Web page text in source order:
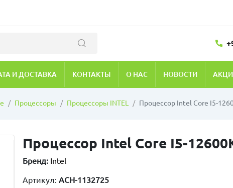
И ДОСТАВКА КОНТАКТЫ О НАС НОВОСТИ
Процессоры Процессоры INTEL Процессор Intel Core I5-
Процессор Intel Core I5-
Бренд: Intel
Артикул: ACH-1132725